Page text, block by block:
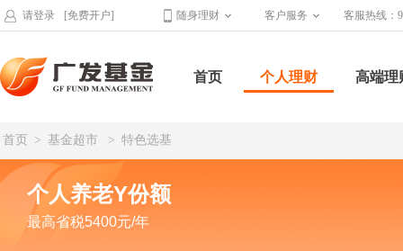
请登录 [免费开户] 随身理财 客户服务 客服热线：
首页 个人理财 高端理
首页 > 基金超市 > 特色选基
个人养老Y份额
最高省税5400元/年